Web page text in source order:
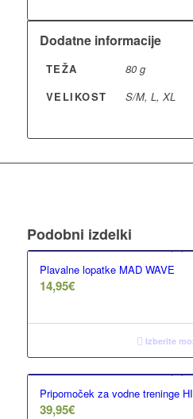
Dodatne informacije
TEŽA
80 g
VELIKOST
S/M, L, XL
Podobni izdelki
Plavalne lopatke MAD WAVE
14,95€
Izberite
Pripomoček za vodne treninge
39,95€